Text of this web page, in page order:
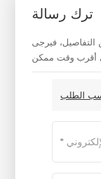
ترك رسالة
التفاصيل، فيرجى
الطلب